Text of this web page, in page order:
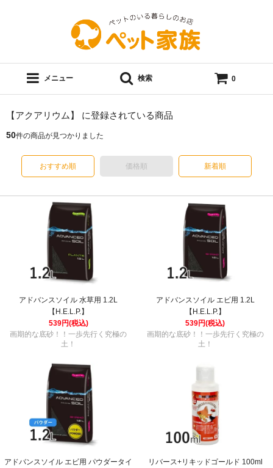
メニュー 検索 0
【アクアリウム】 に登録されている商品
50件の商品が見つかりました
おすすめ順 価格順 新着順
アドバンスソイル 水草用 1.2L
【H.E.L.P.】
539円(税込)
画期的な底砂！！一歩先行く究極の
土！
アドバンスソイル エビ用 1.2L
【H.E.L.P.】
539円(税込)
画期的な底砂！！一歩先行く究極の
土！
アドバンスソイル エビ用 パウダータイ
リバース+リキッドゴールド 100ml